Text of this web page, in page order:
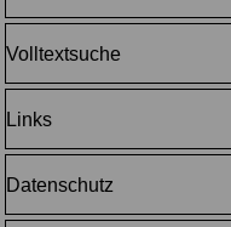
Volltextsuche
Links
Datenschutz